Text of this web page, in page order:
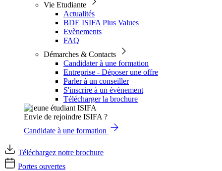
Vie Etudiante
Actualités
BDE ISIFA Plus Values
Evènements
FAQ
Démarches & Contacts
Candidater à une formation
Entreprise - Déposer une offre
Parler à un conseiller
S'inscrire à un évènement
Télécharger la brochure
Envie de rejoindre ISIFA ?
Candidate à une formation
Téléchargez notre brochure
Portes ouvertes